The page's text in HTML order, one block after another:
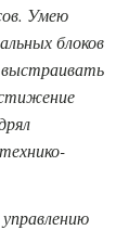
Умею
блоков